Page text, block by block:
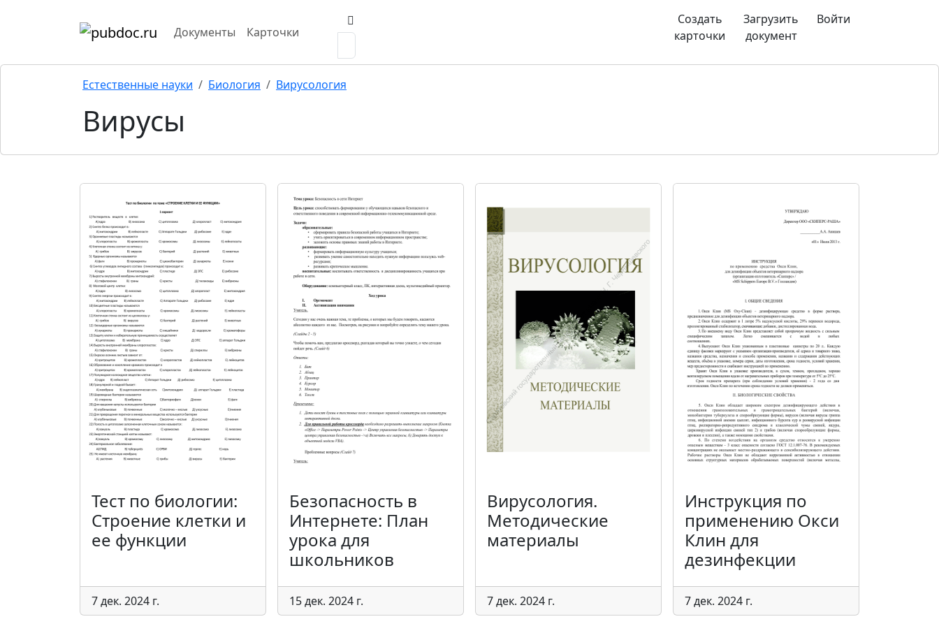
Документы Карточки
Создать
карточки
Загрузить
документ
Войти
Естественные науки Биология Вирусология
Вирусы
Тест по биологии:
Строение клетки и
ее функции
7 дек. 2024 г.
Безопасность в
Интернете: План
урока для
школьников
15 дек. 2024 г.
Вирусология.
Методические
материалы
7 дек. 2024 г.
Инструкция по
применению Окси
Клин для
дезинфекции
7 дек. 2024 г.